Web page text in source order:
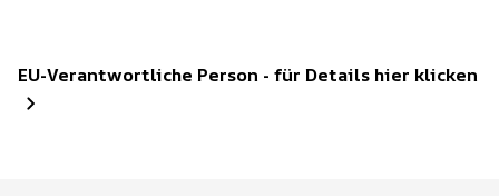
EU-Verantwortliche Person - für Details hier klicken